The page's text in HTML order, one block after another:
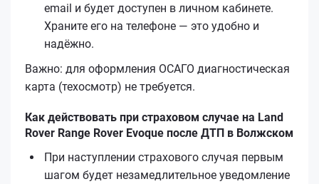
email и будет доступен в личном кабинете.
Храните его на телефоне — это удобно и
надёжно.
Важно: для оформления ОСАГО диагностическая
карта (техосмотр) не требуется.
Как действовать при страховом случае на Land
Rover Range Rover Evoque после ДТП в Волжском
При наступлении страхового случая первым
шагом будет незамедлительное уведомление